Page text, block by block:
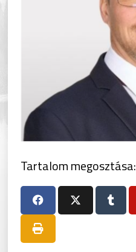
Tartalom megosztása: